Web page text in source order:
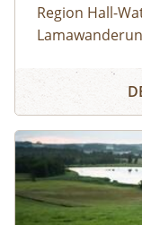
Region Hall-
Wir gehen auf
Neues über
´s!
Geführte